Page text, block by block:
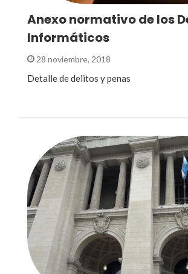
Anexo normativo de los
Informáticos
28 noviembre, 2018
Detalle de delitos y penas